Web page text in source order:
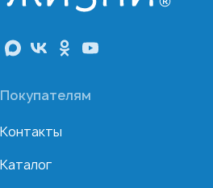
Покупателям
Контакты
Каталог